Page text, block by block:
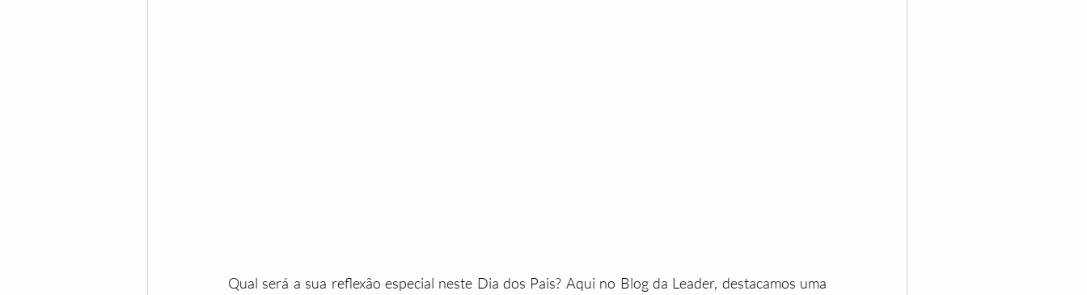
Qual será a sua reflexão especial neste Dia dos Pais? Aqui no Blog da Leader, destacamos uma